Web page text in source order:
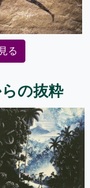
る
の抜粋